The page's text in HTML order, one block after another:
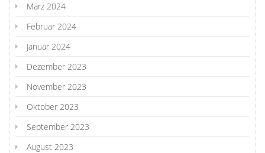
März 2024
Februar 2024
Januar 2024
Dezember 2023
November 2023
Oktober 2023
September 2023
August 2023